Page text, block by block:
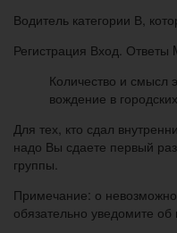
Водитель категории В,
Регистрация Вход. Ответы
Количество и смысл
вождение в
Для тех, кто сдал
надо Вы сдаете первый
группы.
Примечание: о
обязательно уведомите